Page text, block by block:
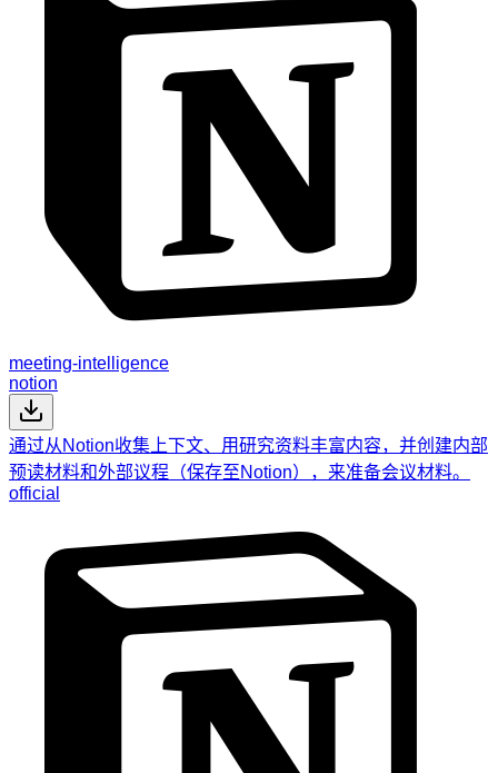
meeting-intelligence
notion
通过从Notion收集上下文、用研究资料丰富内容，并创建内部
预读材料和外部议程（保存至Notion），来准备会议材料。
official